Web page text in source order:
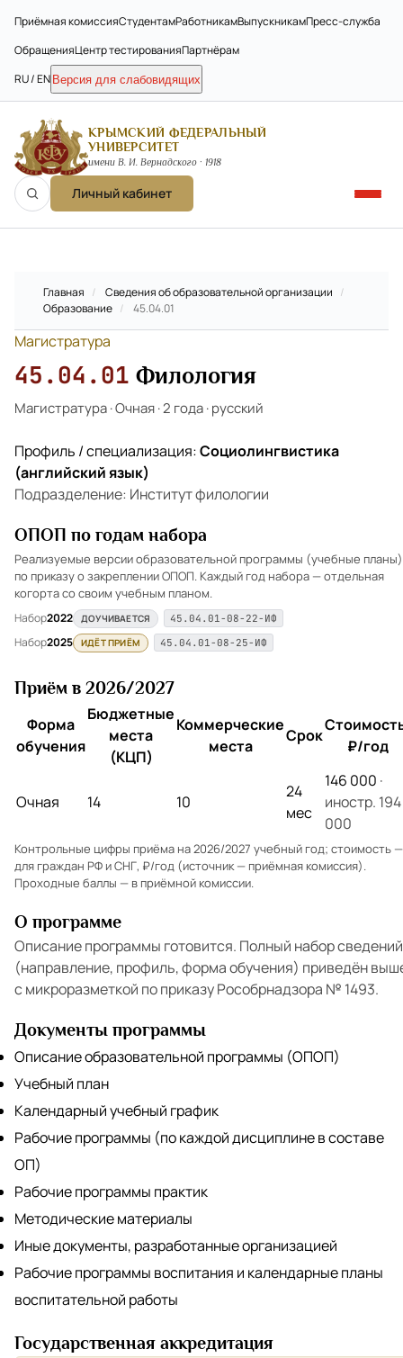
Приёмная комиссияСтудентамРаботникамВыпускникамПресс-служба
ОбращенияЦентр тестированияПартнёрам
RU / EN Версия для слабовидящих
КРЫМСКИЙ ФЕДЕРАЛЬНЫЙ
УНИВЕРСИТЕТ
имени В. И. Вернадского · 1918
Личный кабинет
Главная / Сведения об образовательной организации /
Образование / 45.04.01
Магистратура
45.04.01 Филология
Магистратура·Очная·2 года·русский
Профиль / специализация:Социолингвистика
(английский язык)
Подразделение: Институт филологии
ОПОП по годам набора
Реализуемые версии образовательной программы (учебные планы)
по приказу о закреплении ОПОП. Каждый год набора — отдельная
когорта со своим учебным планом.
Набор2022 ДОУЧИВАЕТСЯ 45.04.01-08-22-ИФ
Набор2025 ИДЁТ ПРИЁМ 45.04.01-08-25-ИФ
Приём в 2026/2027
Форма
обучения
Бюджетные
места
(КЦП)
Коммерческие
места
Срок
₽/год
Очная 14 10
24
мес
146 000 ·
иностр. 194
000
Контрольные цифры приёма на 2026/2027 учебный год; стоимость —
для граждан РФ и СНГ, ₽/год (источник — приёмная комиссия).
Проходные баллы — в приёмной комиссии.
О программе
Описание программы готовится. Полный набор сведений
(направление, профиль, форма обучения) приведён
с микроразметкой по приказу Рособрнадзора № 1493.
Документы программы
Описание образовательной программы (ОПОП)
Учебный план
Календарный учебный график
Рабочие программы (по каждой дисциплине в составе
ОП)
Рабочие программы практик
Методические материалы
Иные документы, разработанные организацией
Рабочие программы воспитания и календарные планы
воспитательной работы
Государственная аккредитация